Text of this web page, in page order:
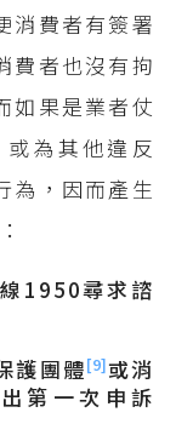
消費者有簽署
費者也沒有拘
如果是業者仗
為其他違反
為，因而產生
1950尋求諮
護團體[9]或消
第一次申訴